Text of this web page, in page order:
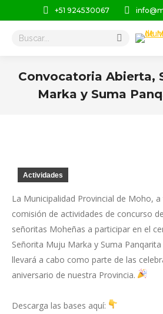
+51 924530067
Buscar:
Convocatoria Abierta,
Marka y Suma
Actividades
La Municipalidad Provincial de Moho, a
comisión de actividades de concurso
señoritas Moheñas a participar en el
Señorita Muju Marka y Suma
llevará a cabo como parte de las
aniversario de nuestra Provincia.
Descarga las bases aquí: